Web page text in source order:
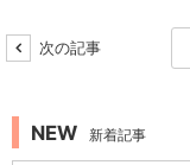
次の記事
NEW 新着記事